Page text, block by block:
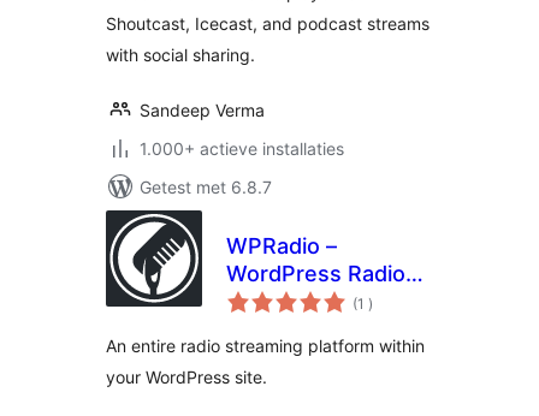
Shoutcast, Icecast, and podcast streams
with social sharing.
Sandeep Verma
1.000+ actieve installaties
Getest met 6.8.7
WPRadio –
WordPress Radio
Streaming Plugin
(1 aantal
beoordelingen
)
An entire radio streaming platform within
your WordPress site.